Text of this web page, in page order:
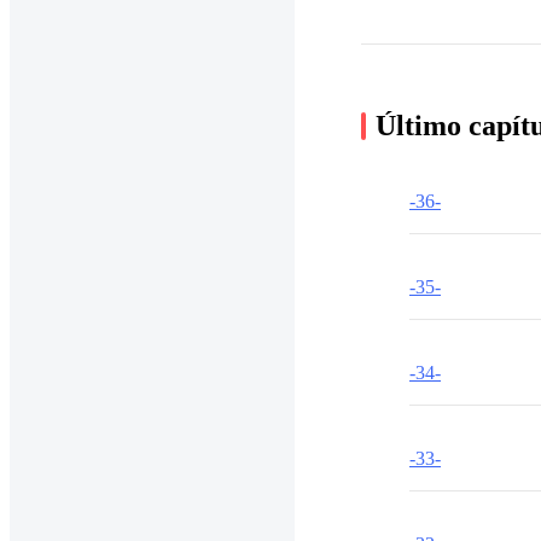
Último
-36-
-35-
-34-
-33-